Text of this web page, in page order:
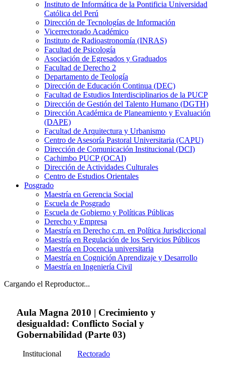
Instituto de Informática de la Pontificia Universidad
Católica del Perú
Dirección de Tecnologías de Información
Vicerrectorado Académico
Instituto de Radioastronomía (INRAS)
Facultad de Psicología
Asociación de Egresados y Graduados
Facultad de Derecho 2
Departamento de Teología
Dirección de Educación Continua (DEC)
Facultad de Estudios Interdisciplinarios de la PUCP
Dirección de Gestión del Talento Humano (DGTH)
Dirección Académica de Planeamiento y Evaluación
(DAPE)
Facultad de Arquitectura y Urbanismo
Centro de Asesoría Pastoral Universitaria (CAPU)
Dirección de Comunicación Institucional (DCI)
Cachimbo PUCP (OCAI)
Dirección de Actividades Culturales
Centro de Estudios Orientales
Posgrado
Maestría en Gerencia Social
Escuela de Posgrado
Escuela de Gobierno y Políticas Públicas
Derecho y Empresa
Maestría en Derecho c.m. en Política Jurisdiccional
Maestría en Regulación de los Servicios Públicos
Maestría en Docencia universitaria
Maestría en Cognición Aprendizaje y Desarrollo
Maestría en Ingeniería Civil
Cargando el Reproductor...
Aula Magna 2010 | Crecimiento y
desigualdad: Conflicto Social y
Gobernabilidad (Parte 03)
Institucional
Rectorado